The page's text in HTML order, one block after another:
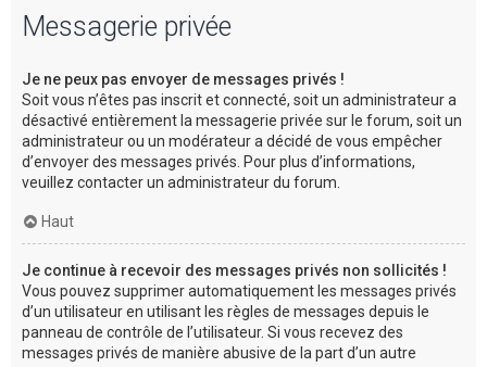
Messagerie privée
Je ne peux pas envoyer de messages privés !
Soit vous n’êtes pas inscrit et connecté, soit un administrateur a
désactivé entièrement la messagerie privée sur le forum, soit un
administrateur ou un modérateur a décidé de vous empêcher
d’envoyer des messages privés. Pour plus d’informations,
veuillez contacter un administrateur du forum.
Haut
Je continue à recevoir des messages privés non sollicités !
Vous pouvez supprimer automatiquement les messages privés
d’un utilisateur en utilisant les règles de messages depuis le
panneau de contrôle de l’utilisateur. Si vous recevez des
messages privés de manière abusive de la part d’un autre